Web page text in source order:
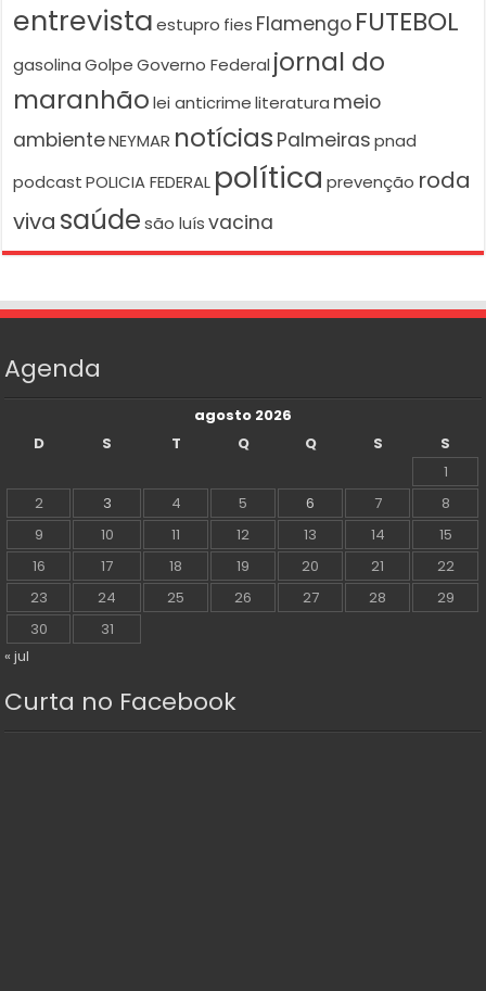
entrevista estupro fies Flamengo FUTEBOL
gasolina Golpe Governo Federal jornal do
maranhão lei anticrime literatura meio
ambienteNEYMAR notícias Palmeiras pnad
podcast POLICIA FEDERAL política prevenção roda
viva saúde são luís vacina
Agenda
agosto 2026
D
S T Q Q S
S
1
2
3 4 5 6 7
8
9
10 11 12 13 14
15
16
17 18 19 20 21
22
23
24 25 26 27 28
29
30
31
« jul
Curta no Facebook